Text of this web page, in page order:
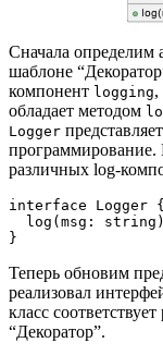
Сначала определим
шаблоне
компонент logging,
обладает методом
Logger
различных log-
interface Logger {
log(msg:
}
Теперь обновим
реализовал
класс
“Декоратор”.